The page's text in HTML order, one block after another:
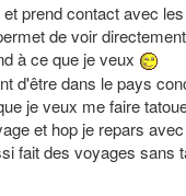
prend contact avec
de voir
à ce que je veux
d'être dans le pays
je veux me faire
et hop je repars avec
fait des voyages sans